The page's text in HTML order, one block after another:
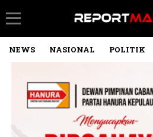
NEWS NASIONAL POLITIK